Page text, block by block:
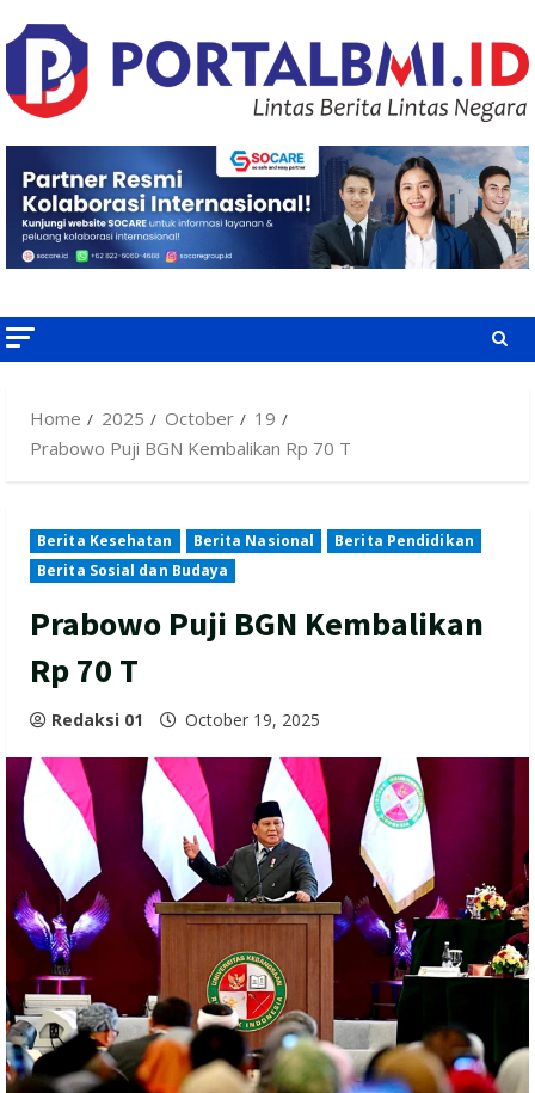
to
content
Home 2025 October
19
Prabowo Puji BGN Kembalikan Rp 70 T
Berita Kesehatan Berita Nasional
Berita Pendidikan
Berita Sosial dan Budaya
Prabowo Puji BGN Kembalikan
Rp 70 T
Redaksi 01 October 19, 2025